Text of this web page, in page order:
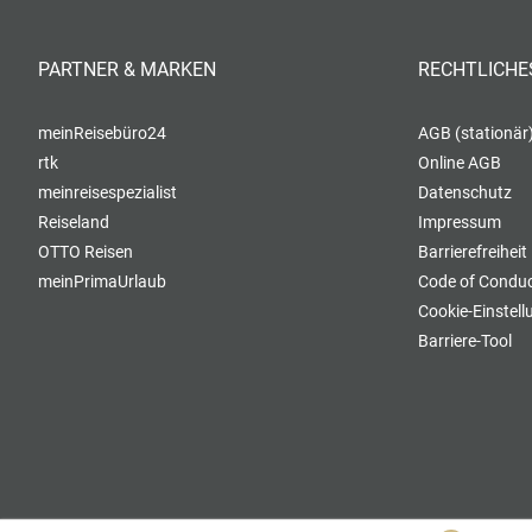
PARTNER & MARKEN
meinReisebüro24
rtk
meinreisespezialist
Reiseland
OTTO Reisen
meinPrimaUrlaub
AGB
Online AGB
Datenschutz
Impressum
Barrierefreiheit
Code of
Cookie-
Barriere-Tool